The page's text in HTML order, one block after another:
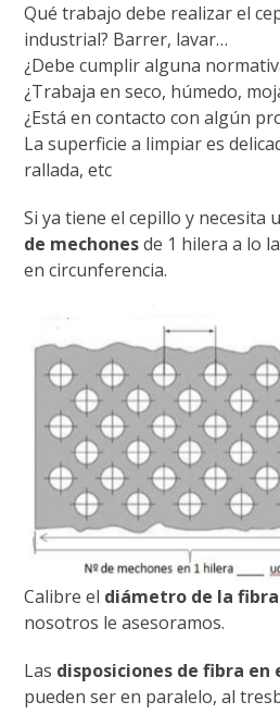
Qué trabajo debe realizar el
industrial? Barrer, lavar…
¿Debe cumplir alguna
¿Trabaja en seco, húmedo,
¿Está en contacto con algún
La superficie a limpiar es
rallada, etc
Si ya tiene el cepillo y necesita
de mechonesde 1 hilera a lo
en circunferencia.
Calibre el diámetro de la fibra
nosotros le asesoramos.
Las disposiciones de fibra
pueden ser en paralelo, al